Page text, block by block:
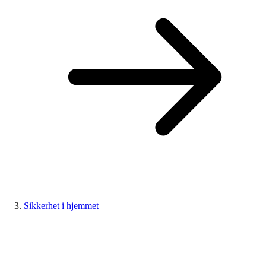
Sikkerhet i hjemmet